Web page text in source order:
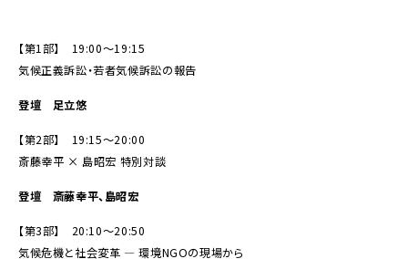
【第1部】 19:00～19:15
気候正義訴訟・若者気候訴訟の報告
登壇 足立悠
【第2部】 19:15～20:00
斎藤幸平 × 島昭宏 特別対談
登壇 斎藤幸平、島昭宏
【第3部】 20:10～20:50
気候危機と社会変革 ― 環境NGOの現場から